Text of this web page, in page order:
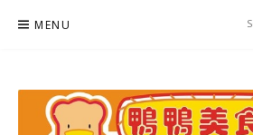
MENU